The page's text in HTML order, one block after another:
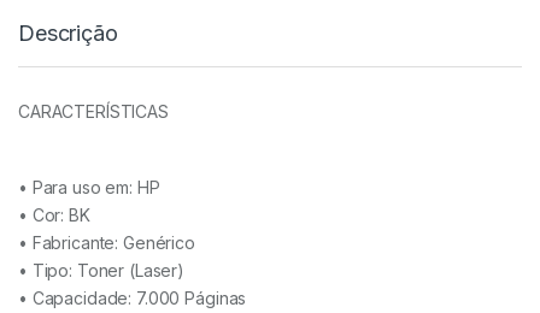
Descrição
CARACTERÍSTICAS
• Para uso em: HP
• Cor: BK
• Fabricante:Genérico
• Tipo: Toner (Laser)
• Capacidade: 7.000 Páginas